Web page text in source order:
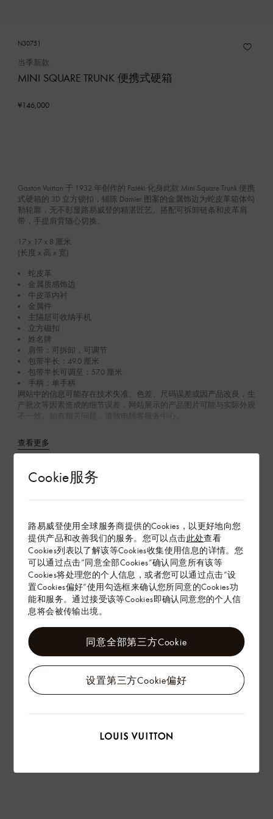
Cookie服务
路易威登使用全球服务商提供的Cookies，以更好地向您
提供产品和改善我们的服务。您可以点击此处查看
Cookies列表以了解该等Cookies收集使用信息的详情。您
可以通过点击“同意全部Cookies”确认同意所有该等
Cookies将处理您的个人信息，或者您可以通过点击“设
置Cookies偏好”使用勾选框来确认您所同意的Cookies功
能和服务。通过接受该等Cookies即确认同意您的个人信
息将会被传输出境。
设置第三方Cookie偏好
同意全部第三方Cookie
N30751
当季新款
MINI SQUARE TRUNK 便携式硬箱
¥146,000
Gaston Vuitton 于 1932 年创作的 Patéki 化身此款 Mini Square Trunk 便携
式硬箱的 3D 立方锁扣，铺陈 Damier 图案的金属饰边为蛇皮革箱体勾
勒轮廓，无不彰显路易威登的精湛匠艺。搭配可拆卸链条和皮革肩
带，手提肩背随心切换。
17 x 17 x 8 厘米
(长度 x 高 x 宽)
蛇皮革
金属质感饰边
牛皮革内衬
金属件
主隔层可收纳手机
立方磁扣
姓名牌
肩带：可拆卸，可调节
包带半长：49.0 厘米
包带半长可调至：57.0 厘米
手柄：单手柄
网站中的信息可能存在技术失准、色差、尺码误差或因产品改良，生
产批次等因素造成的细节误差，网站展示的产品图片可能与实际外观
不一致。如有相关问题，请致电顾客服务中心。
查看更多
在专卖店内探索
配送 & 退货
赠礼